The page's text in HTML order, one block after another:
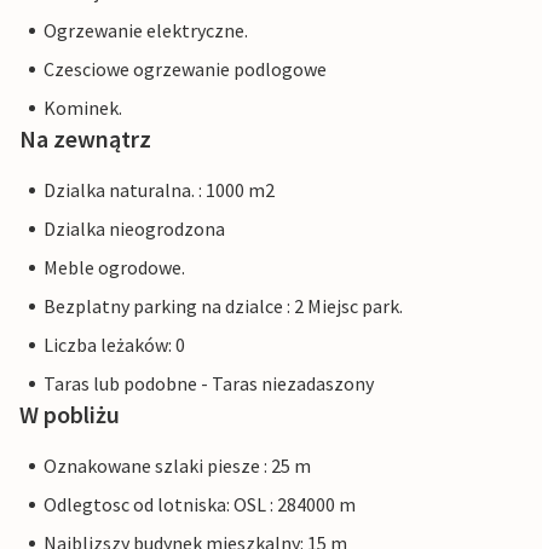
Ogrzewanie elektryczne.
Czesciowe ogrzewanie podlogowe
Kominek.
Na zewnątrz
Dzialka naturalna. : 1000 m2
Dzialka nieogrodzona
Meble ogrodowe.
Bezplatny parking na dzialce : 2 Miejsc park.
Liczba leżaków: 0
Taras lub podobne - Taras niezadaszony
W pobliżu
Oznakowane szlaki piesze : 25 m
Odlegtosc od lotniska: OSL : 284000 m
Najblizszy budynek mieszkalny: 15 m